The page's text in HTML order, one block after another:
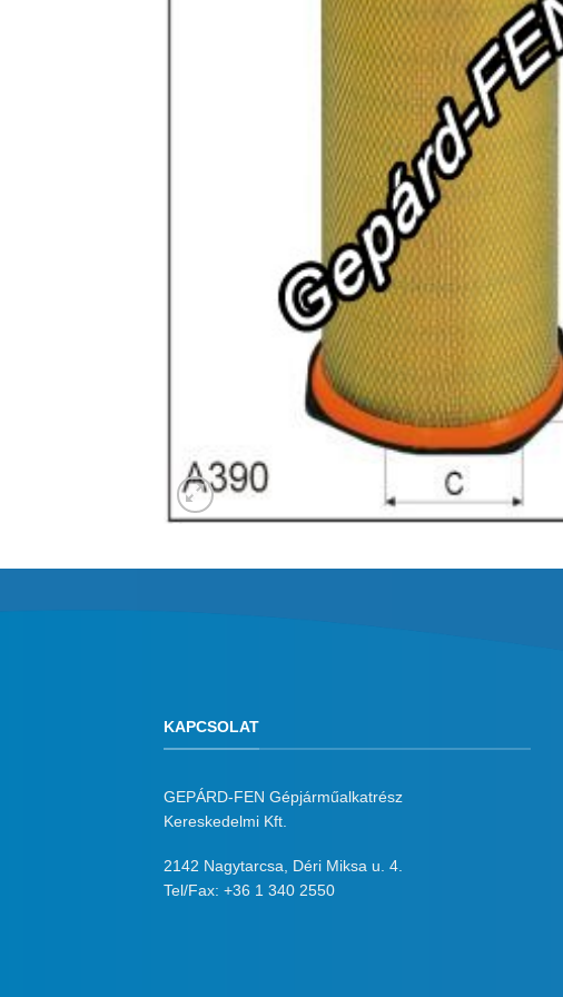
KAPCSOLAT
GEPÁRD-FEN Gépjárműalkatrész
Kereskedelmi Kft.
2142 Nagytarcsa, Déri Miksa u. 4.
Tel/Fax: +36 1 340 2550